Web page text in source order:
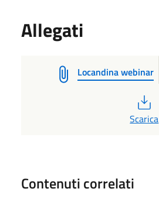
Allegati
Locandina webinar
Scarica
Contenuti correlati